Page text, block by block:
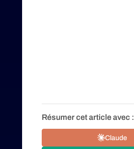
Résumer cet article avec :
Claude